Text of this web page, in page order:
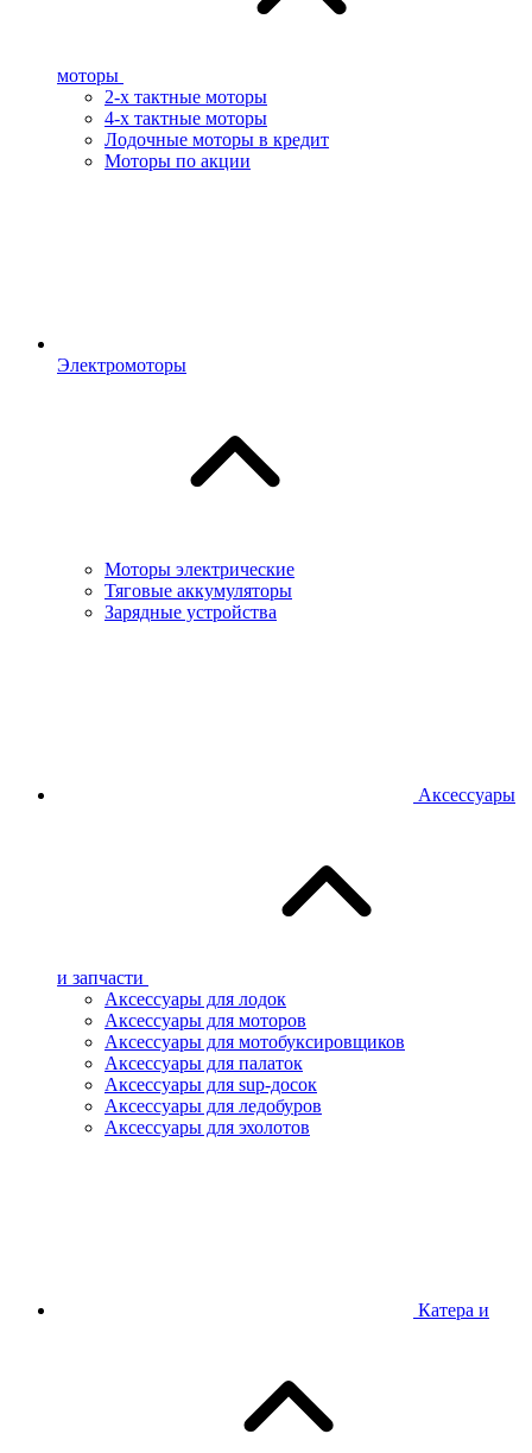
моторы
2-х тактные моторы
4-х тактные моторы
Лодочные моторы в кредит
Моторы по акции
Электромоторы
Моторы электрические
Тяговые аккумуляторы
Зарядные устройства
Аксессуары
и запчасти
Аксессуары для лодок
Аксессуары для моторов
Аксессуары для мотобуксировщиков
Аксессуары для палаток
Аксессуары для sup-досок
Аксессуары для ледобуров
Аксессуары для эхолотов
Катера и